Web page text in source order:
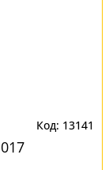
13141